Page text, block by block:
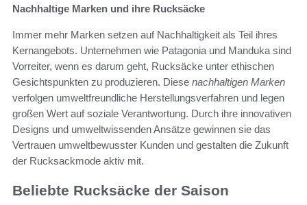
Nachhaltige Marken und ihre Rucksäcke
Immer mehr Marken setzen auf Nachhaltigkeit als Teil ihres
Kernangebots. Unternehmen wie Patagonia und Manduka sind
Vorreiter, wenn es darum geht, Rucksäcke unter ethischen
Gesichtspunkten zu produzieren. Diese nachhaltigen Marken
verfolgen umweltfreundliche Herstellungsverfahren und legen
großen Wert auf soziale Verantwortung. Durch ihre innovativen
Designs und umweltwissenden Ansätze gewinnen sie das
Vertrauen umweltbewusster Kunden und gestalten die Zukunft
der Rucksackmode aktiv mit.
Beliebte Rucksäcke der Saison